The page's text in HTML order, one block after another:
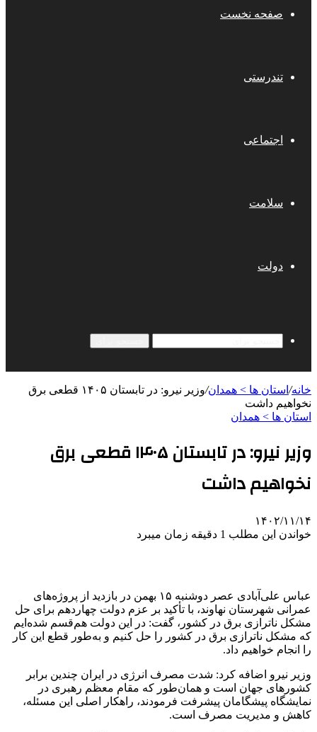
صفحه نخست
تندرستی
اجتماعی
سلامت
دولت
خانه/ استان ها > همدان/
وزیر نیرو: در تابستان ۱۴۰۵ قطعی برق
نخواهیم داشت
استان ها > همدان
وزیر نیرو: در تابستان ۱۴۰۵ قطعی برق
نخواهیم داشت
۱۴۰۲/۱۱/۱۴
خواندن این مطلب 1 دقیقه زمان میبرد
عباس علی‌آبادی عصر دوشنبه ۱۵ بهمن در بازدید از پروژه‌های
عمرانی شهرستان نهاوند، با تأکید بر عزم دولت چهاردهم برای حل
مشکل ناترازی برق در کشور، گفت: در این دولت هم‌قسم شده‌ایم
که مشکل ناترازی برق در کشور را حل کنیم و به‌طور قطع این کار
را انجام خواهیم داد.
وزیر نیرو اضافه کرد: شدت مصرف انرژی در ایران چندین برابر
کشورهای جهان است و همان‌طور که مقام معظم رهبری در
نمایشگاه پیشگامان پیشرفت فرمودند، راهکار اصلی این مسئله،
کاهش و مدیریت مصرف است.